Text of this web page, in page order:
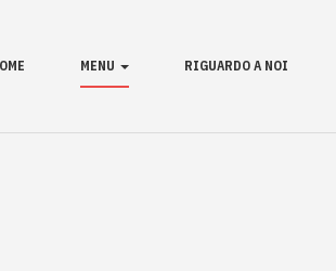
MENU RIGUARDO A NOI